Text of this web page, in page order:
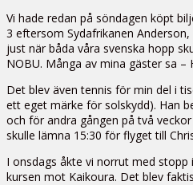
Vi hade redan på söndagen köpt
3 eftersom Sydafrikanen
just när båda våra svenska hopp
NOBU. Många av mina gäster sa
Det blev även tennis för min del i
ett eget märke för solskydd). Han
och för andra gången på två
skulle lämna 15:30 för flyget till
I onsdags åkte vi norrut med stopp
kursen mot Kaikoura. Det blev